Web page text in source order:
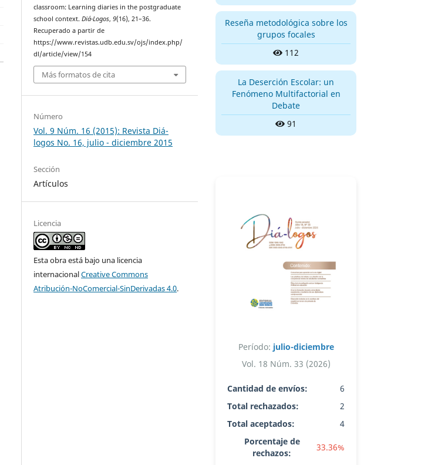
classroom: Learning diaries in the postgraduate
school context.Diá-Logos, 9(16), 21–36.
Recuperado a partir de
https://www.revistas.udb.edu.sv/ojs/index.php/
dl/article/view/154
Más formatos de cita
Número
Vol. 9 Núm. 16 (2015): Revista Diá-
logos No. 16, julio - diciembre 2015
Sección
Artículos
Licencia
Esta obra está bajo una licencia
internacionalCreative Commons
Atribución-NoComercial-SinDerivadas 4.0.
Reseña metodológica sobre los
grupos focales
112
La Deserción Escolar: un
Fenómeno Multifactorial en
Debate
91
Período: julio-diciembre
Vol. 18 Núm. 33 (2026)
Cantidad de envíos:
6
Total rechazados:
2
Total aceptados:
4
Porcentaje de
rechazos:
33.36%